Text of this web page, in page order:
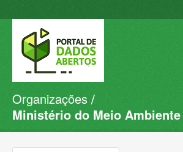
Conjuntos de dados
Organizações
Organizações
Ministério do Meio Ambiente